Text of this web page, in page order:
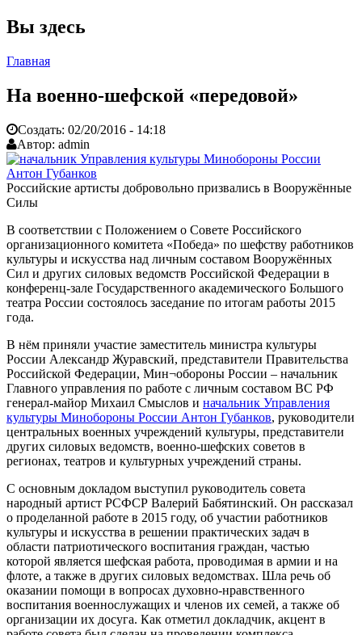
Вы здесь
Главная
На военно-шефской «передовой»
Создать: 02/20/2016 - 14:18
Автор: admin
Российские артисты добровольно призвались в Вооружённые
Силы
В соответствии с Положением о Совете Российского
организационного комитета «Победа» по шефству работников
культуры и искусства над личным составом Вооружённых
Сил и других силовых ведомств Российской Федерации в
конференц-зале Государственного академического Большого
театра России состоялось заседание по итогам работы 2015
года.
В нём приняли участие заместитель министра культуры
России Александр Журавский, представители Правительства
Российской Федерации, Мин¬обороны России – начальник
Главного управления по работе с личным составом ВС РФ
генерал-майор Михаил Смыслов и начальник Управления
культуры Минобороны России Антон Губанков, руководители
центральных военных учреждений культуры, представители
других силовых ведомств, военно-шефских советов в
регионах, театров и культурных учреждений страны.
С основным докладом выступил руководитель совета
народный артист РСФСР Валерий Бабятинский. Он рассказал
о проделанной работе в 2015 году, об участии работников
культуры и искусства в решении практических задач в
области патриотического воспитания граждан, частью
которой является шефская работа, проводимая в армии и на
флоте, а также в других силовых ведомствах. Шла речь об
оказании помощи в вопросах духовно-нравственного
воспитания военнослужащих и членов их семей, а также об
организации их досуга. Как отметил докладчик, акцент в